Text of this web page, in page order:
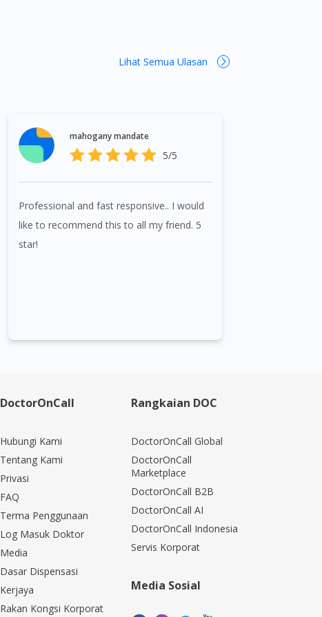
Lihat Semua Ulasan
mahogany mandate
5/5
Professional and fast responsive.. I would
like to recommend this to all my friend. 5
star!
DoctorOnCall
Hubungi Kami
Tentang Kami
Privasi
FAQ
Terma Penggunaan
Log Masuk Doktor
Media
Dasar Dispensasi
Kerjaya
Rakan Kongsi Korporat
Rangkaian DOC
DoctorOnCall Global
DoctorOnCall
Marketplace
DoctorOnCall B2B
DoctorOnCall AI
DoctorOnCall Indonesia
Servis Korporat
Media Sosial